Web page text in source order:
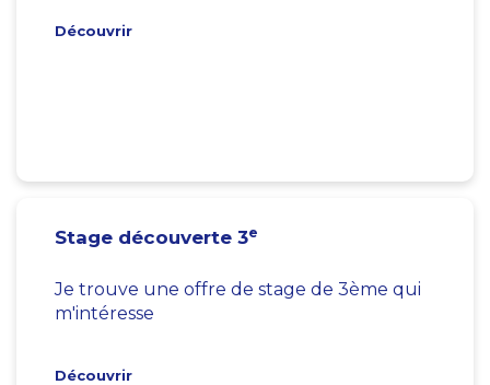
Découvrir
Stage découverte 3e
Je trouve une offre de stage de 3ème qui
m'intéresse
Découvrir